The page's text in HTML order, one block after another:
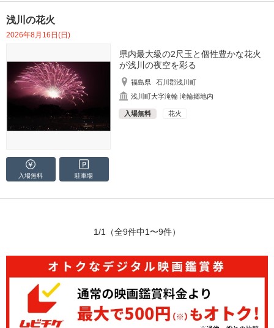
浅川の花火
2026年8月16日(日)
県内最大級の2尺玉と個性豊かな花火
が浅川の夜空を彩る
福島県
石川郡浅川町
浅川町大字滝輪 滝輪郷地内
入場無料 花火
入場無料 駐車場
1/1 （全9件中1〜9件）